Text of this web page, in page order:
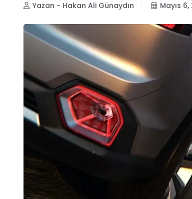
Yazan - Hakan Ali Günaydın Mayıs